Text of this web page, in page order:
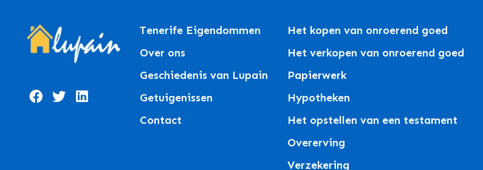
Tenerife Eigendommen
Over ons
Geschiedenis van Lupain
Getuigenissen
Contact
Het kopen van onroerend goed
Het verkopen van onroerend goed
Papierwerk
Hypotheken
Het opstellen van een testament
Overerving
Verzekering